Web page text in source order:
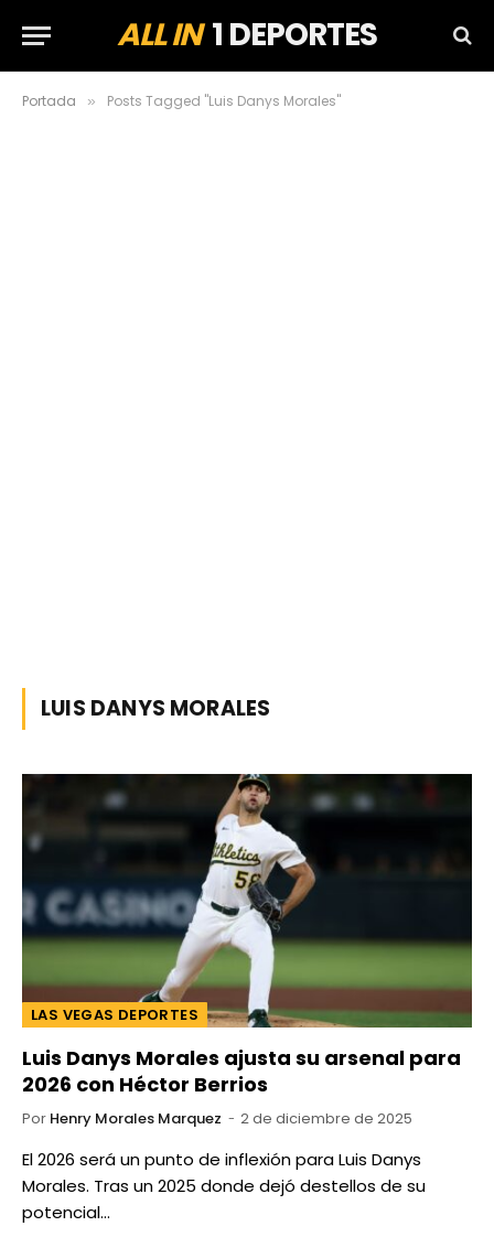
ALL IN1 DEPORTES
Portada » Posts Tagged "Luis Danys Morales"
LUIS DANYS MORALES
LAS VEGAS DEPORTES
Luis Danys Morales ajusta su arsenal para
2026 con Héctor Berrios
Por Henry Morales Marquez 2 de diciembre de 2025
El 2026 será un punto de inflexión para Luis Danys
Morales. Tras un 2025 donde dejó destellos de su
potencial…